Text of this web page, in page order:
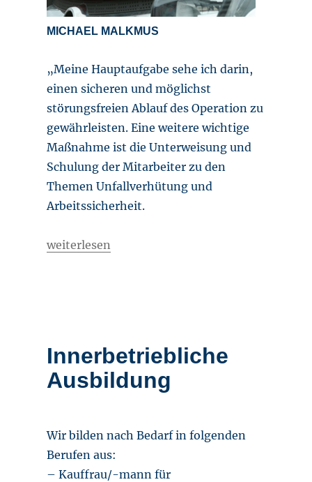
MICHAEL MALKMUS
„Meine Hauptaufgabe sehe ich darin,
einen sicheren und möglichst
störungsfreien Ablauf des Operation zu
gewährleisten. Eine weitere wichtige
Maßnahme ist die Unterweisung und
Schulung der Mitarbeiter zu den
Themen Unfallverhütung und
Arbeitssicherheit.
„Die Kraft liegt in der Aufmerksamkeit“
weiterlesen
Innerbetriebliche
Ausbildung
Wir bilden nach Bedarf in folgenden
Berufen aus:
– Kauffrau/-mann für